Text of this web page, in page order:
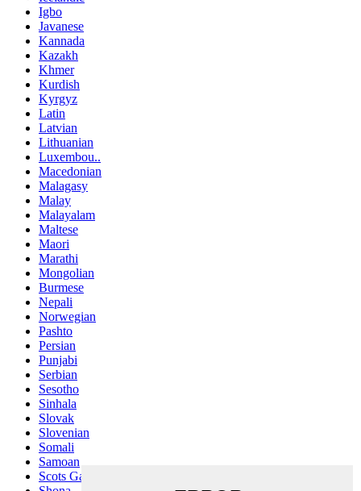
Igbo
Javanese
Kannada
Kazakh
Khmer
Kurdish
Kyrgyz
Latin
Latvian
Lithuanian
Luxembou..
Macedonian
Malagasy
Malay
Malayalam
Maltese
Maori
Marathi
Mongolian
Burmese
Nepali
Norwegian
Pashto
Persian
Punjabi
Serbian
Sesotho
Sinhala
Slovak
Slovenian
Somali
Samoan
Scots Gaelic